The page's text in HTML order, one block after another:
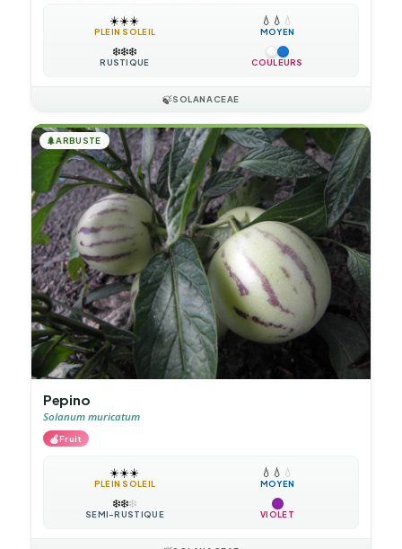
☀️☀️☀️
PLEIN SOLEIL
💧 💧 💧
MOYEN
❄️❄️❄️
RUSTIQUE COULEURS
🍃SOLANACEAE
🌲ARBUSTE
Pepino
Solanum muricatum
🍎Fruit
☀️☀️☀️
PLEIN SOLEIL
💧 💧 💧
MOYEN
❄️❄️❄️
SEMI-RUSTIQUE VIOLET